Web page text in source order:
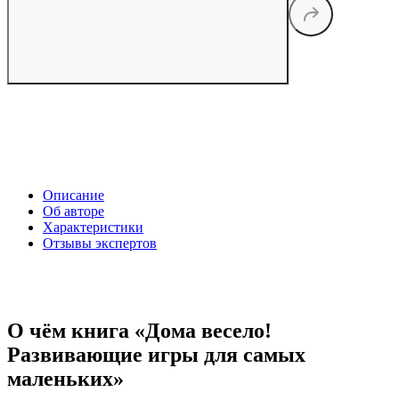
Описание
Об авторе
Характеристики
Отзывы экспертов
О чём книга «Дома весело!
Развивающие игры для самых
маленьких»